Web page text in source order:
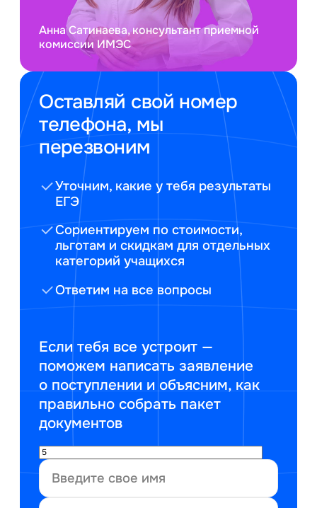
Оставляй свой номер
телефона, мы
перезвоним
Уточним, какие у тебя результаты
ЕГЭ
Сориентируем по стоимости,
льготам и скидкам для отдельных
категорий учащихся
Ответим на все вопросы
Если тебя все устроит —
поможем написать заявление
о поступлении и объясним, как
правильно собрать пакет
документов
Анна Сатинаева, консультант приемной
комиссии ИМЭС